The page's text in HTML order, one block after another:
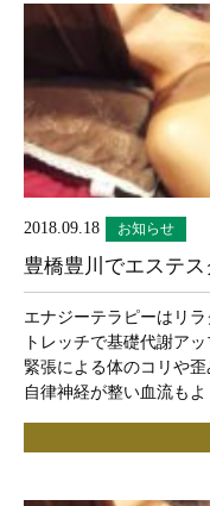
2018.09.18 お知らせ
豊橋豊川でエステ
エナジーテラピーはリ
トレッチで基礎代謝ア
緊張による体のコリや歪
自律神経が整い血流も